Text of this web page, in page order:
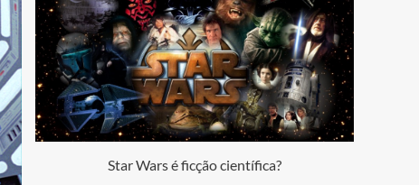
Star Wars é ficção científica?